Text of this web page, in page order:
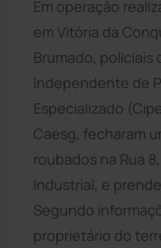
Em operação
em Vitória da
Brumado, policiais
Independente de
Especializado
Caesg, fecharam
roubados na Rua
Industrial, e
Segundo
proprietário do